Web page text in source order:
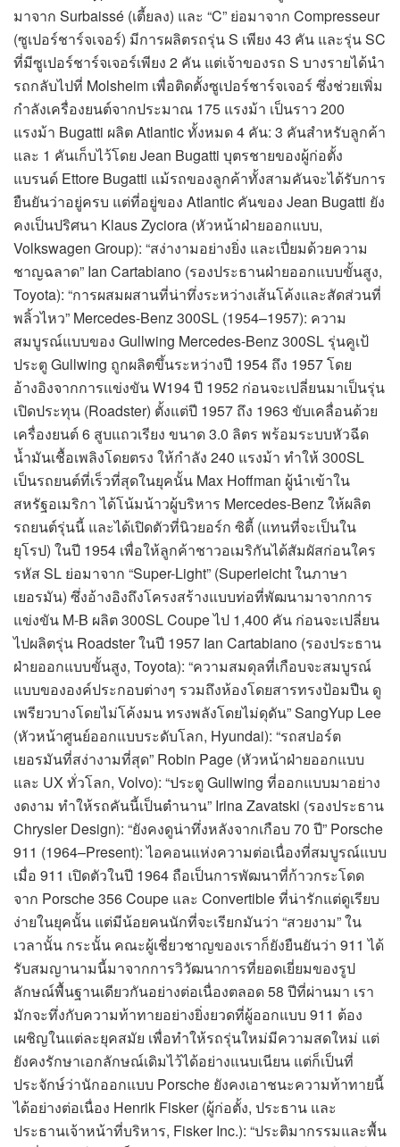
มาจาก Surbaissé (เตี้ยลง) และ “C” ย่อมาจาก Compresseur
(ซูเปอร์ชาร์จเจอร์) มีการผลิตรถรุ่น S เพียง 43 คัน และรุ่น SC
ที่มีซูเปอร์ชาร์จเจอร์เพียง 2 คัน แต่เจ้าของรถ S บางรายได้นำ
รถกลับไปที่ Molsheim เพื่อติดตั้งซูเปอร์ชาร์จเจอร์ ซึ่งช่วยเพิ่ม
กำลังเครื่องยนต์จากประมาณ 175 แรงม้า เป็นราว 200
แรงม้า Bugatti ผลิต Atlantic ทั้งหมด 4 คัน: 3 คันสำหรับลูกค้า
และ 1 คันเก็บไว้โดย Jean Bugatti บุตรชายของผู้ก่อตั้ง
แบรนด์ Ettore Bugatti แม้รถของลูกค้าทั้งสามคันจะได้รับการ
ยืนยันว่าอยู่ครบ แต่ที่อยู่ของ Atlantic คันของ Jean Bugatti ยัง
คงเป็นปริศนา Klaus Zyciora (หัวหน้าฝ่ายออกแบบ,
Volkswagen Group): “สง่างามอย่างยิ่ง และเปี่ยมด้วยความ
ชาญฉลาด” Ian Cartabiano (รองประธานฝ่ายออกแบบขั้นสูง,
Toyota): “การผสมผสานที่น่าทึ่งระหว่างเส้นโค้งและสัดส่วนที่
พลิ้วไหว” Mercedes-Benz 300SL (1954–1957): ความ
สมบูรณ์แบบของ Gullwing Mercedes-Benz 300SL รุ่นคูเป้
ประตู Gullwing ถูกผลิตขึ้นระหว่างปี 1954 ถึง 1957 โดย
อ้างอิงจากการแข่งขัน W194 ปี 1952 ก่อนจะเปลี่ยนมาเป็นรุ่น
เปิดประทุน (Roadster) ตั้งแต่ปี 1957 ถึง 1963 ขับเคลื่อนด้วย
เครื่องยนต์ 6 สูบแถวเรียง ขนาด 3.0 ลิตร พร้อมระบบหัวฉีด
น้ำมันเชื้อเพลิงโดยตรง ให้กำลัง 240 แรงม้า ทำให้ 300SL
เป็นรถยนต์ที่เร็วที่สุดในยุคนั้น Max Hoffman ผู้นำเข้าใน
สหรัฐอเมริกา ได้โน้มน้าวผู้บริหาร Mercedes-Benz ให้ผลิต
รถยนต์รุ่นนี้ และได้เปิดตัวที่นิวยอร์ก ซิตี้ (แทนที่จะเป็นใน
ยุโรป) ในปี 1954 เพื่อให้ลูกค้าชาวอเมริกันได้สัมผัสก่อนใคร
รหัส SL ย่อมาจาก “Super-Light” (Superleicht ในภาษา
เยอรมัน) ซึ่งอ้างอิงถึงโครงสร้างแบบท่อที่พัฒนามาจากการ
แข่งขัน M-B ผลิต 300SL Coupe ไป 1,400 คัน ก่อนจะเปลี่ยน
ไปผลิตรุ่น Roadster ในปี 1957 Ian Cartabiano (รองประธาน
ฝ่ายออกแบบขั้นสูง, Toyota): “ความสมดุลที่เกือบจะสมบูรณ์
แบบขององค์ประกอบต่างๆ รวมถึงห้องโดยสารทรงป้อมปืน ดู
เพรียวบางโดยไม่โค้งมน ทรงพลังโดยไม่ดุดัน” SangYup Lee
(หัวหน้าศูนย์ออกแบบระดับโลก, Hyundai): “รถสปอร์ต
เยอรมันที่สง่างามที่สุด” Robin Page (หัวหน้าฝ่ายออกแบบ
และ UX ทั่วโลก, Volvo): “ประตู Gullwing ที่ออกแบบมาอย่าง
งดงาม ทำให้รถคันนี้เป็นตำนาน” Irina Zavatski (รองประธาน
Chrysler Design): “ยังคงดูน่าทึ่งหลังจากเกือบ 70 ปี” Porsche
911 (1964–Present): ไอคอนแห่งความต่อเนื่องที่สมบูรณ์แบบ
เมื่อ 911 เปิดตัวในปี 1964 ถือเป็นการพัฒนาที่ก้าวกระโดด
จาก Porsche 356 Coupe และ Convertible ที่น่ารักแต่ดูเรียบ
ง่ายในยุคนั้น แต่มีน้อยคนนักที่จะเรียกมันว่า “สวยงาม” ใน
เวลานั้น กระนั้น คณะผู้เชี่ยวชาญของเราก็ยังยืนยันว่า 911 ได้
รับสมญานามนี้มาจากการวิวัฒนาการที่ยอดเยี่ยมของรูป
ลักษณ์พื้นฐานเดียวกันอย่างต่อเนื่องตลอด 58 ปีที่ผ่านมา เรา
มักจะทึ่งกับความท้าทายอย่างยิ่งยวดที่ผู้ออกแบบ 911 ต้อง
เผชิญในแต่ละยุคสมัย เพื่อทำให้รถรุ่นใหม่มีความสดใหม่ แต่
ยังคงรักษาเอกลักษณ์เดิมไว้ได้อย่างแนบเนียน แต่ก็เป็นที่
ประจักษ์ว่านักออกแบบ Porsche ยังคงเอาชนะความท้าทายนี้
ได้อย่างต่อเนื่อง Henrik Fisker (ผู้ก่อตั้ง, ประธาน และ
ประธานเจ้าหน้าที่บริหาร, Fisker Inc.): “ประติมากรรมและพื้น